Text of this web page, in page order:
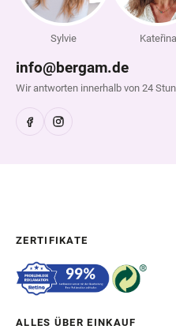
Sylvie Kateřina
info@bergam.de
Wir antworten innerhalb von 24
ZERTIFIKATE
ALLES ÜBER EINKAUF